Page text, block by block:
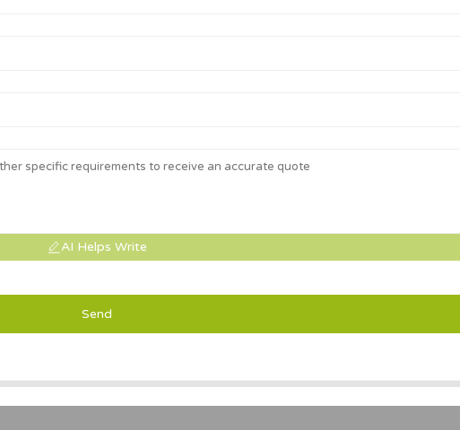
AI Helps Write
Send